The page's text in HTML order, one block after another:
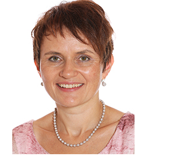
Schlichtungsbehörde
Kosten im
Bankrott, Schulden,
Schulden
Demokratie
Regierungsform, Stimm- und
Stimmrecht, Abstimmungen,
Parteien, Grundfreiheiten,
Volksrechte
Kantonale Steuern
Finanzausgleich,
Personalsteuer, Haushaltssteuer,
Verrechnungssteuer, Quellensteuer,